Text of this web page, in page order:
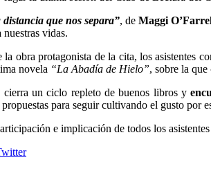
distancia que nos separa”, deMaggi
vidas.
la obra protagonista de la cita, los asistentes
novela “La Abadía de Hielo”, sobre la
cierra un ciclo repleto de buenos libros y
para seguir cultivando el gusto por
e implicación de todos los